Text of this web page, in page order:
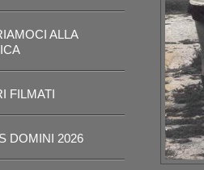
ALLA
FILMATI
DOMINI 2026